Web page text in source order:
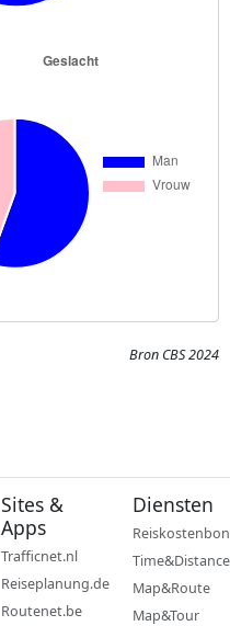
Bron CBS 2024
Sites &
Apps
Trafficnet.nl
Reiseplanung.de
Routenet.be
Diensten
Reiskostenbon
Time&Distance
Map&Route
Map&Tour